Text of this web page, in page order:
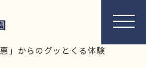
」からのグッとくる体験